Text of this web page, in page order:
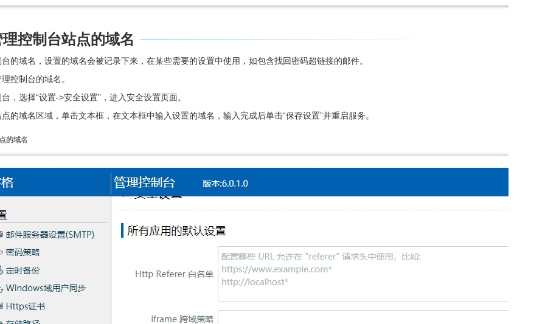
控制台站点的域名
的域名，设置的域名会被记录下来，在某些需要的设置中使用，如包含找回密码超链接的邮件。
控制台的域名。
，选择“设置->安全设置”，进入安全设置页面。
的域名区域，单击文本框，在文本框中输入设置的域名，输入完成后单击“保存设置”并重启服务。
的域名